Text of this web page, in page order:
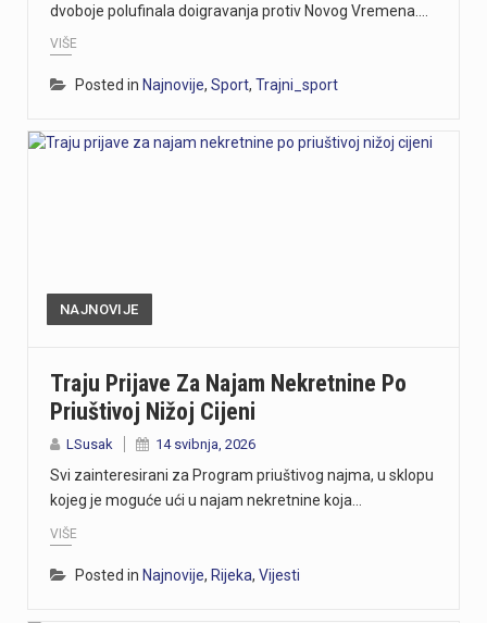
dvoboje polufinala doigravanja protiv Novog Vremena.…
VIŠE
Posted in Najnovije, Sport, Trajni_sport
NAJNOVIJE
Traju Prijave Za Najam Nekretnine Po
Priuštivoj Nižoj Cijeni
LSusak 14 svibnja, 2026
Svi zainteresirani za Program priuštivog najma, u sklopu
kojeg je moguće ući u najam nekretnine koja…
VIŠE
Posted in Najnovije, Rijeka, Vijesti